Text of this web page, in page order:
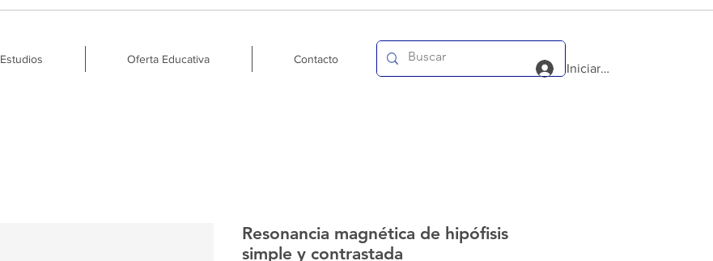
Estudios Oferta Educativa Contacto
Iniciar sesión
Resonancia magnética de hipófisis
simple y contrastada